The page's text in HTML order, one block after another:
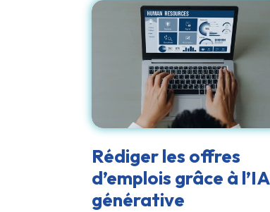
En savoir plus
Rédiger les offres
d’emplois grâce à l’IA
générative